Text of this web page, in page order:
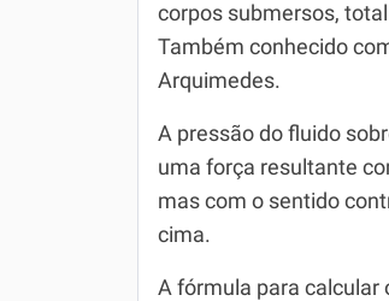
Simulados ENEM
Inglês
Geografia
Química
Todos os Exercícios
corpos submersos,
Também conhecido
Arquimedes.
A pressão do fluido
uma força resultante
mas com o sentido
cima.
A fórmula para calcular